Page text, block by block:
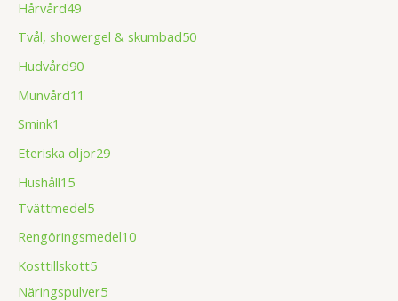
Hårvård49
Tvål, showergel & skumbad50
Hudvård90
Munvård11
Smink1
Eteriska oljor29
Hushåll15
Tvättmedel5
Rengöringsmedel10
Kosttillskott5
Näringspulver5